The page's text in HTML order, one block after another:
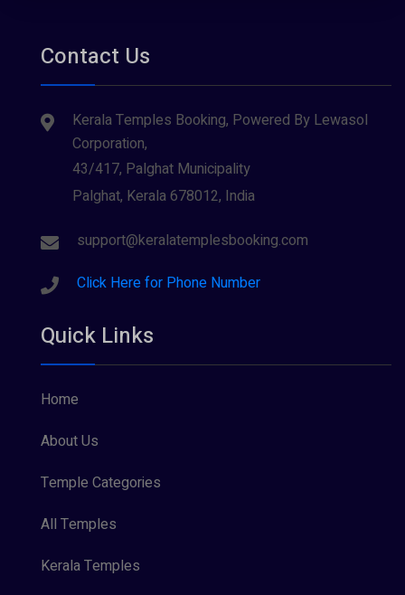
Contact Us
Kerala Temples Booking, Powered By Lewasol
Corporation,
43/417, Palghat Municipality
Palghat, Kerala 678012, India
support@keralatemplesbooking.com
Click Here for Phone Number
Quick Links
Home
About Us
Temple Categories
All Temples
Kerala Temples